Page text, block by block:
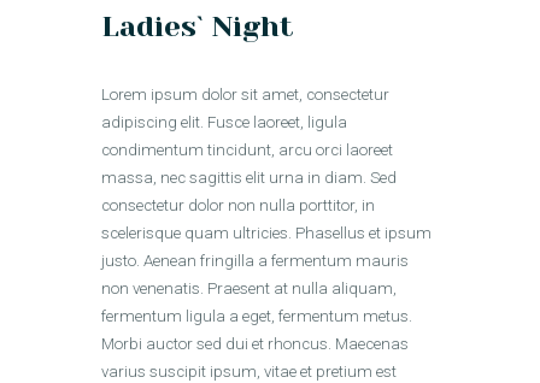
Ladies` Night
Lorem ipsum dolor sit amet, consectetur
adipiscing elit. Fusce laoreet, ligula
condimentum tincidunt, arcu orci laoreet
massa, nec sagittis elit urna in diam. Sed
consectetur dolor non nulla porttitor, in
scelerisque quam ultricies. Phasellus et ipsum
justo. Aenean fringilla a fermentum mauris
non venenatis. Praesent at nulla aliquam,
fermentum ligula a eget, fermentum metus.
Morbi auctor sed dui et rhoncus. Maecenas
varius suscipit ipsum, vitae et pretium est